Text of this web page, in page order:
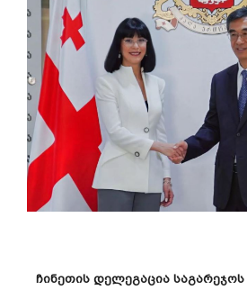
ჩინეთის დელეგაცია საგარეჯოს